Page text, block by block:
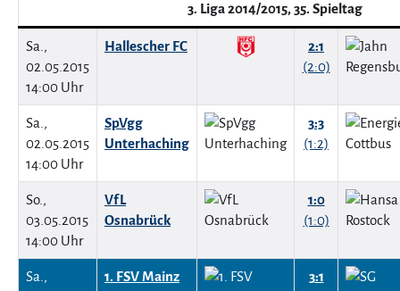
3. Liga 2014/2015, 35. Spieltag
Sa.,
02.05.2015
14:00 Uhr
Hallescher FC
2:1
(2:0)
Sa.,
02.05.2015
14:00 Uhr
SpVgg
Unterhaching
3:3
(1:2)
So.,
03.05.2015
14:00 Uhr
VfL
Osnabrück
1:0
(1:0)
Sa.,
1. FSV Mainz
3:1